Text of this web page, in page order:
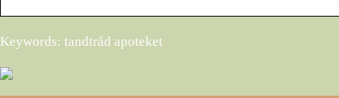
Keywords: tandtråd apoteket